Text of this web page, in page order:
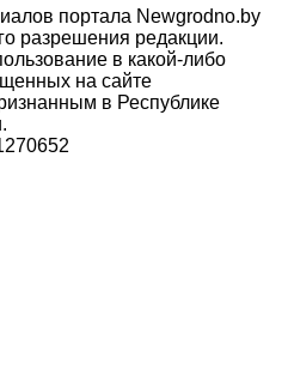
портала Newgrodno.by
разрешения редакции.
в какой-либо
на сайте
в Республике